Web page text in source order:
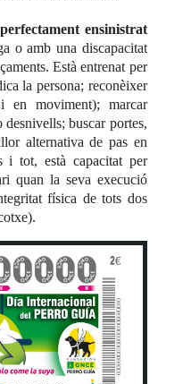
ensinistrat
o amb una discapacitat
Està entrenat per
la persona; reconèixer
en moviment); marcar
desnivells; buscar portes,
alternativa de pas en
i tot, està capacitat per
quan la seva execució
física de tots dos